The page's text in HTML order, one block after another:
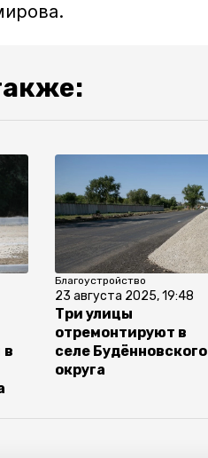
в
Благоустройство
23 августа 2025, 19:48
Три улицы
отремонтируют в
селе Будённовского
округа